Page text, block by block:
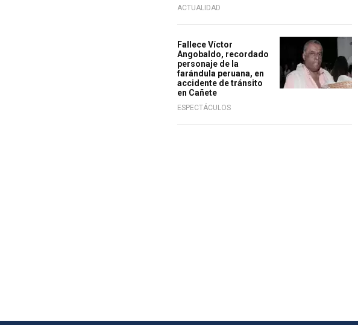
ACTUALIDAD
Fallece Víctor
Angobaldo, recordado
personaje de la
farándula peruana, en
accidente de tránsito
en Cañete
ESPECTÁCULOS